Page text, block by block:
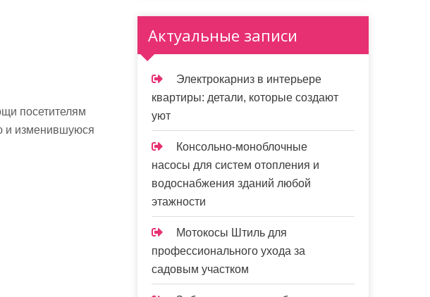
посетителям
и изменившуюся
Актуальные записи
Электрокарниз в интерьере
квартиры: детали, которые создают
уют
Консольно-моноблочные
насосы для систем отопления и
водоснабжения зданий любой
этажности
Мотокосы Штиль для
профессионального ухода за
садовым участком